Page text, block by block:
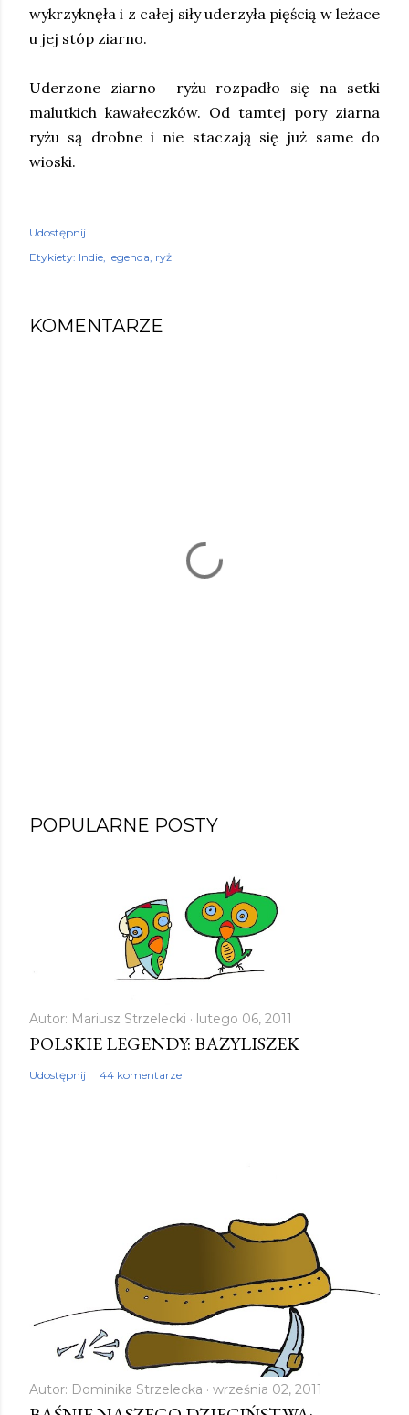
wykrzyknęła i z całej siły uderzyła pięścią w leżace
u jej stóp ziarno.
Uderzone ziarno ryżu rozpadło się na setki
malutkich kawałeczków. Od tamtej pory ziarna
ryżu są drobne i nie staczają się już same do
wioski.
Udostępnij
Etykiety: Indie legenda ryż
KOMENTARZE
POPULARNE POSTY
Autor: Mariusz Strzelecki lutego 06, 2011
POLSKIE LEGENDY: BAZYLISZEK
Udostępnij 44 komentarze
Autor: Dominika Strzelecka września 02, 2011